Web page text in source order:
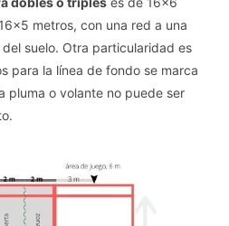
metros, con una red a una
suelo. Otra particularidad es
para la línea de fondo se marca
pluma o volante no puede ser